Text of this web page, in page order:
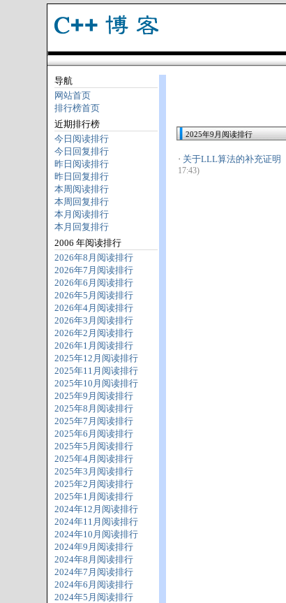
导航
网站首页
排行榜首页
近期排行榜
今日阅读排行
今日回复排行
昨日阅读排行
昨日回复排行
本周阅读排行
本周回复排行
本月阅读排行
本月回复排行
2006 年阅读排行
2026年8月阅读排行
2026年7月阅读排行
2026年6月阅读排行
2026年5月阅读排行
2026年4月阅读排行
2026年3月阅读排行
2026年2月阅读排行
2026年1月阅读排行
2025年12月阅读排行
2025年11月阅读排行
2025年10月阅读排行
2025年9月阅读排行
2025年8月阅读排行
2025年7月阅读排行
2025年6月阅读排行
2025年5月阅读排行
2025年4月阅读排行
2025年3月阅读排行
2025年2月阅读排行
2025年1月阅读排行
2024年12月阅读排行
2024年11月阅读排行
2024年10月阅读排行
2024年9月阅读排行
2024年8月阅读排行
2024年7月阅读排行
2024年6月阅读排行
2024年5月阅读排行
2025年9月阅读排行
· 关于LLL算法的补充证明
17:43)